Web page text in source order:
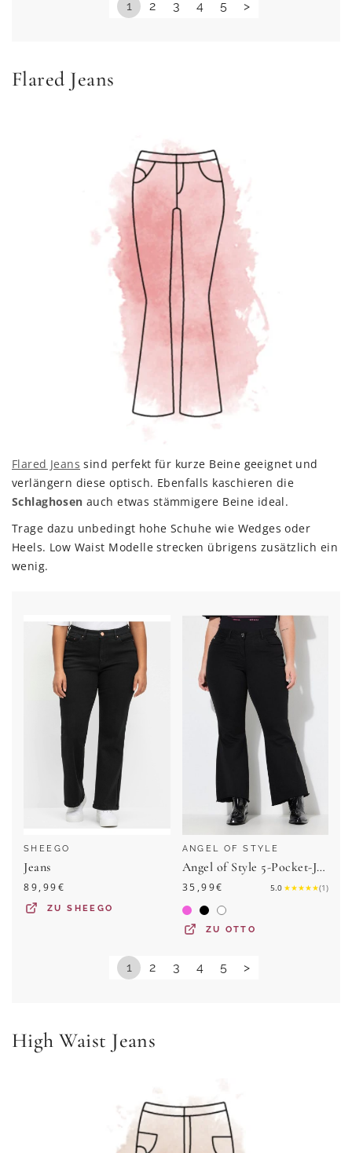
1 2 3 4 5 >
Flared Jeans
Flared Jeans sind perfekt für kurze Beine geeignet und
verlängern diese optisch. Ebenfalls kaschieren die
Schlaghosen auch etwas stämmigere Beine ideal.
Trage dazu unbedingt hohe Schuhe wie Wedges oder
Heels. Low Waist Modelle strecken übrigens zusätzlich ein
wenig.
SHEEGO
Jeans
89,99€
ZUSHEEGO
ANGEL OF STYLE
Angel of Style 5-Pocket-Jeans Jeans ausgestellt gerundeter Fransensaum
35,99€ 5.0 ★★★★★(1)
ZU OTTO
1 2 3 4 5 >
High Waist Jeans